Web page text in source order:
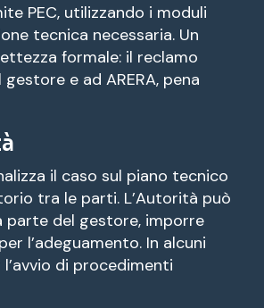
PEC, utilizzando i moduli
tecnica necessaria. Un
formale: il reclamo
e ad ARERA, pena
il caso sul piano tecnico
tra le parti. L’Autorità può
parte del gestore, imporre
l’adeguamento. In alcuni
di procedimenti